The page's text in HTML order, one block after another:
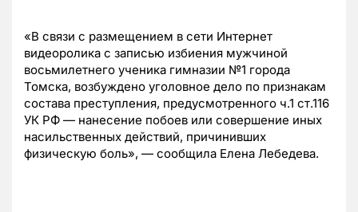
«В связи с размещением в сети Интернет
видеоролика с записью избиения мужчиной
восьмилетнего ученика гимназии №1 города
Томска, возбуждено уголовное дело по признакам
состава преступления, предусмотренного ч.1 ст.116
УК РФ — нанесение побоев или совершение иных
насильственных действий, причинивших
физическую боль», — сообщила Елена Лебедева.